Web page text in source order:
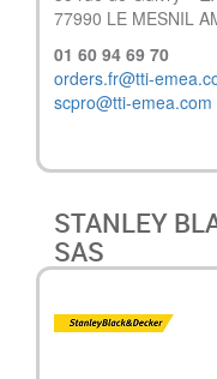
77990 LE MESNIL
01 60 94 69 70
orders.fr@tti-
scpro@tti-emea.com
STANLEY
SAS